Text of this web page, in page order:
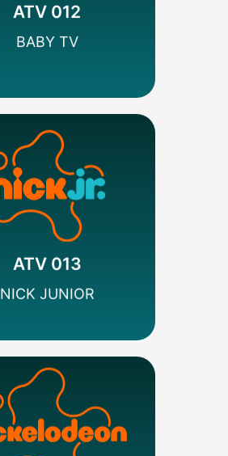
ATV 012
BABY TV
SEÑAL SD
Walt Disney
ATV 013
NICK JUNIOR
Infantil
Codificado
MÁS INFO
MÁS INFO